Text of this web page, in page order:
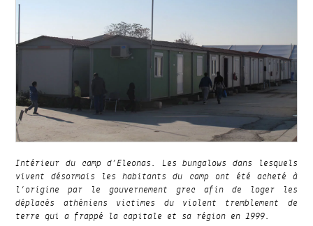
Intérieur du camp d’Eleonas. Les bungalows dans lesquels
vivent désormais les habitants du camp ont été acheté à
l’origine par le gouvernement grec afin de loger les
déplacés athéniens victimes du violent tremblement de
terre qui a frappé la capitale et sa région en 1999.